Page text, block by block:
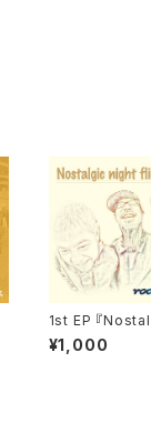
1st EP 『
ght flight』(CD)
¥1,000